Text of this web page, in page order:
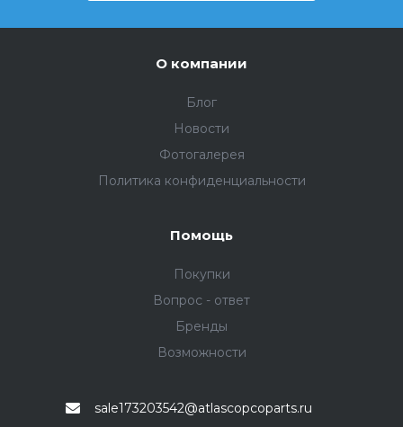
О компании
Блог
Новости
Фотогалерея
Политика конфиденциальности
Помощь
Покупки
Вопрос - ответ
Бренды
Возможности
sale173203542@atlascopcoparts.ru